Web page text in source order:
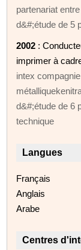
partenariat
d&#;étude de 5
2002 :
imprimer à
intex
d&#;étude de 6
technique
Langues
Français
Anglais
Arabe
Centres